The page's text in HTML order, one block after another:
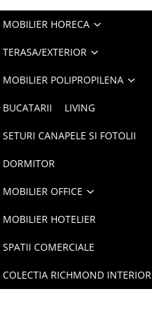
MOBILIER HORECA
TERASA/EXTERIOR
MOBILIER POLIPROPILENA
BUCATARII LIVING
SETURI CANAPELE SI FOTOLII
DORMITOR
MOBILIER OFFICE
MOBILIER HOTELIER
SPATII COMERCIALE
COLECTIA RICHMOND INTERIOR